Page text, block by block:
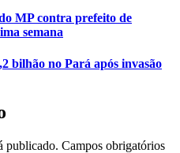
MP contra prefeito de
semana
bilhão no Pará após invasão
publicado. Campos obrigatórios